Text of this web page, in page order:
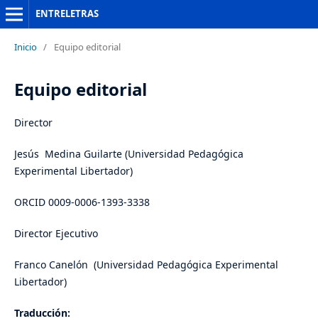
ENTRELETRAS
Inicio / Equipo editorial
Equipo editorial
Director
Jesús Medina Guilarte (Universidad Pedagógica
Experimental Libertador)
ORCID 0009-0006-1393-3338
Director Ejecutivo
Franco Canelón (Universidad Pedagógica Experimental
Libertador)
Traducción: